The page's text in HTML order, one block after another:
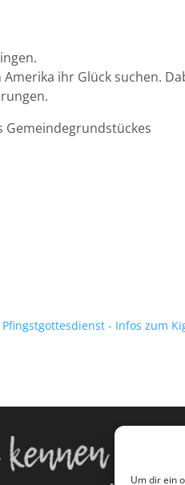
Um dir ein
ihr Glück suchen.
Gemeindegrundstückes
Pfingstgottesdienst - Infos zum